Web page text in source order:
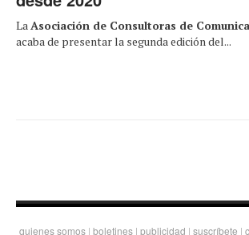
La Asociación de Consultoras de
acaba de presentar la segunda edición del...
quienes somos | boletines | publicidad | suscríbete |